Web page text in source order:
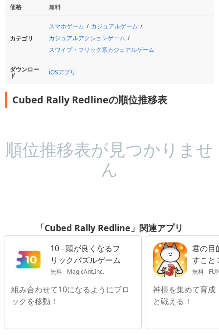
価格
無料
カテゴリ
スマホゲーム
カジュアルゲーム
カジュアルアクションゲーム
スワイプ・フリック系カジュアルゲーム
ダウンロー
ド iOSアプリ
Cubed Rally Redlineの順位推移表
順位推移表が見つかりませ
ん
「Cubed Rally Redline」関連アプリ
10 - 頭が良くなるフ
リックパズルゲーム
無料 MagicAnt,Inc.
組み合わせて10になるようにブロ
ックを移動！
君の目
すこと
無料
神様を集めて育成
と戦える！